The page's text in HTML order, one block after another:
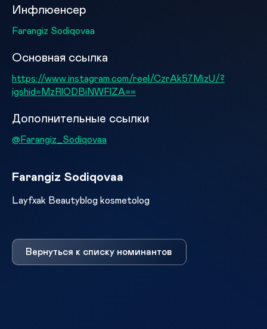
Инфлюенсер
Farangiz Sodiqovaa
Основная ссылка
https://www.instagram.com/reel/CzrAk57MizU/?
igshid=MzRlODBiNWFlZA==
Дополнительные ссылки
@Farangiz_Sodiqovaa
Farangiz Sodiqovaa
Layfxak Beautyblog kosmetolog
Вернуться к списку номинантов